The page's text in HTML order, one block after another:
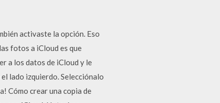
activaste la opción. Eso
fotos a iCloud es que
a los datos de iCloud y le
lado izquierdo. Selecciónalo
Cómo crear una copia de